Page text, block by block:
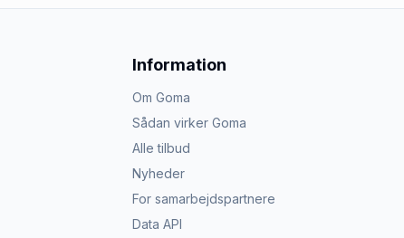
Information
Om Goma
Sådan virker Goma
Alle tilbud
Nyheder
For samarbejdspartnere
Data API